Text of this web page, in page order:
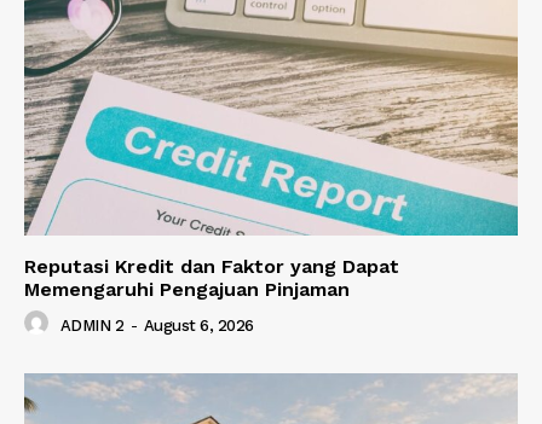
Reputasi Kredit dan Faktor yang Dapat
Memengaruhi Pengajuan Pinjaman
ADMIN 2 - August 6, 2026